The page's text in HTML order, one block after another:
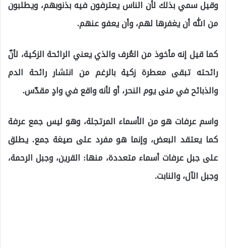
وقيل سمي بذلك لأن الناس يعترفون فيه بذنوبهم، ويطلبون
من الله أن يغفرها لهم، وأن يعفو عنهم.
كما قيل إنه مأخوذ من العُرف والذي يعني الرائحة الزكية، لأنّ
رائحته تبقى معطرة زكية بالرغم من انتشار رائحة الدم
والذبائح في منى يوم النحر، أو لأنه واقع في وادٍ مقدّس.
واسم عرفات هو من الأسماء المرتجلة، وهو ليس جمع عرفة
كما يعتقد البعض، وإنما هو مفرد على صيغة جمع. يطلق
على جبل عرفات أسماء متعددة، منها: القرين، وجبل الرحمة،
وجبل الآل، والنابت.